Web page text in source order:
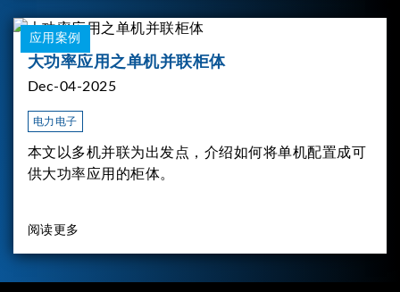
应用案例
大功率应用之单机并联柜体
Dec-04-2025
电力电子
本文以多机并联为出发点，介绍如何将单机配置成可
供大功率应用的柜体。
阅读更多